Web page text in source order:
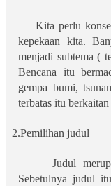
Kita perlu
kepekaan kita.
menjadi subtema (
Bencana itu
gempa bumi,
terbatas itu
2.Pemilihan judul
Judul
Sebetulnya judul